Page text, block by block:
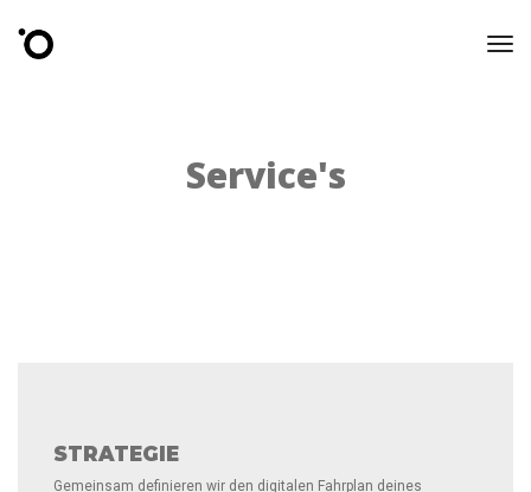
Service's
STRATEGIE
Gemeinsam definieren wir den digitalen Fahrplan deines